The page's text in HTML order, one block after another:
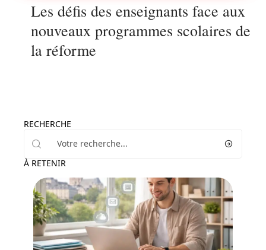
Les défis des enseignants face aux
nouveaux programmes scolaires de
la réforme
RECHERCHE
À RETENIR
Actu